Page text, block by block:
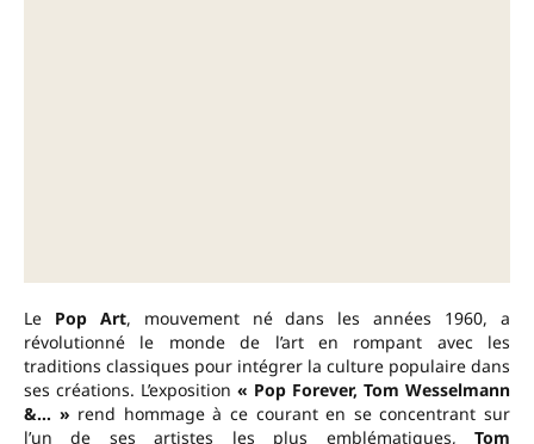
Le Pop Art, mouvement né dans les années 1960, a
révolutionné le monde de l’art en rompant avec les
traditions classiques pour intégrer la culture populaire dans
ses créations. L’exposition « Pop Forever, Tom Wesselmann
&… » rend hommage à ce courant en se concentrant sur
l’un de ses artistes les plus emblématiques, Tom